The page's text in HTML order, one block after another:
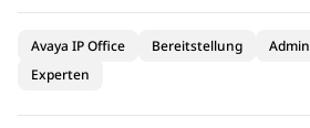
Avaya IP Office Bereitstellung
Experten